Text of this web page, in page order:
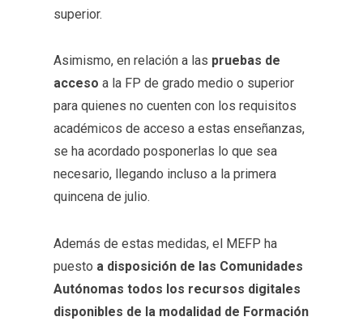
superior.
Asimismo, en relación a las pruebas de
acceso a la FP de grado medio o superior
para quienes no cuenten con los requisitos
académicos de acceso a estas enseñanzas,
se ha acordado posponerlas lo que sea
necesario, llegando incluso a la primera
quincena de julio.
Además de estas medidas, el MEFP ha
puesto a disposición de las Comunidades
Autónomas todos los recursos digitales
disponibles de la modalidad de Formación